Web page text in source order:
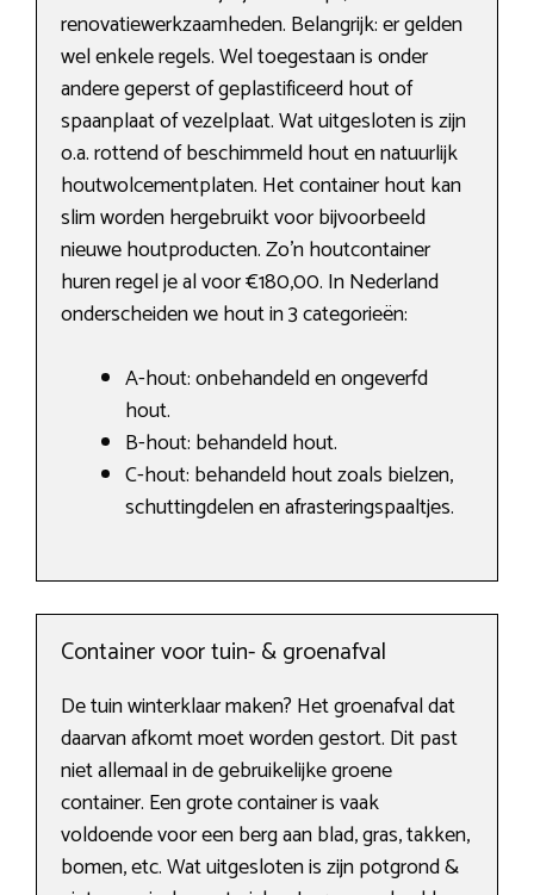
renovatiewerkzaamheden. Belangrijk: er gelden
wel enkele regels. Wel toegestaan is onder
andere geperst of geplastificeerd hout of
spaanplaat of vezelplaat. Wat uitgesloten is zijn
o.a. rottend of beschimmeld hout en natuurlijk
houtwolcementplaten. Het container hout kan
slim worden hergebruikt voor bijvoorbeeld
nieuwe houtproducten. Zo’n houtcontainer
huren regel je al voor €180,00. In Nederland
onderscheiden we hout in 3 categorieën:
A-hout: onbehandeld en ongeverfd
hout.
B-hout: behandeld hout.
C-hout: behandeld hout zoals bielzen,
schuttingdelen en afrasteringspaaltjes.
Container voor tuin- & groenafval
De tuin winterklaar maken? Het groenafval dat
daarvan afkomt moet worden gestort. Dit past
niet allemaal in de gebruikelijke groene
container. Een grote container is vaak
voldoende voor een berg aan blad, gras, takken,
bomen, etc. Wat uitgesloten is zijn potgrond &